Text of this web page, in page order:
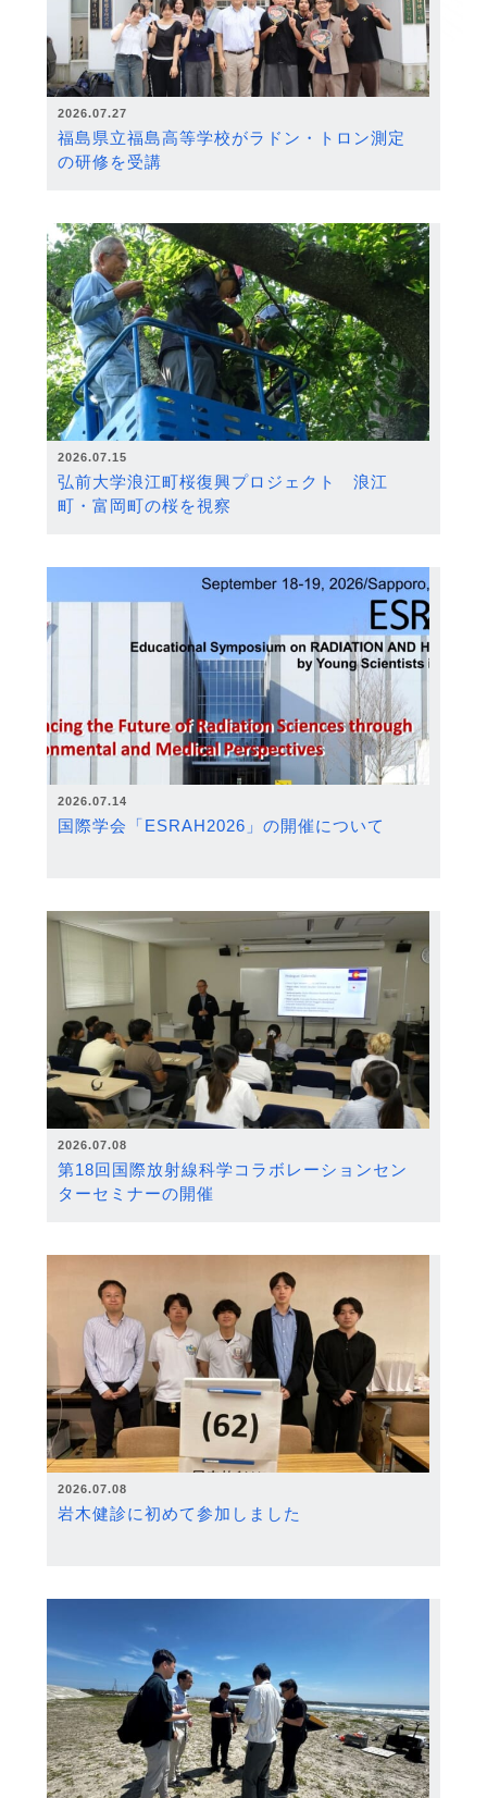
2026.07.27
福島県立福島高等学校がラドン・トロン測定
の研修を受講
2026.07.15
弘前大学浪江町桜復興プロジェクト 浪江
町・富岡町の桜を視察
2026.07.14
国際学会「ESRAH2026」の開催について
2026.07.08
第18回国際放射線科学コラボレーションセン
ターセミナーの開催
2026.07.08
岩木健診に初めて参加しました